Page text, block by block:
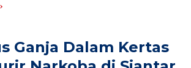
Ganja Dalam Kertas